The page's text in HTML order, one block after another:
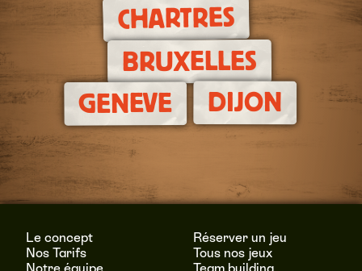
CHARTRES
BRUXELLES
GENEVE DIJON
Le concept
Nos Tarifs
Notre équipe
Réserver un jeu
Tous nos jeux
Team building